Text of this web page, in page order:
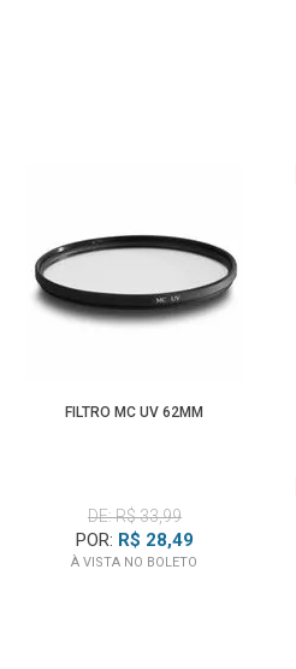
FILTRO MC UV 62MM
DE: R$ 33,99
POR: R$ 28,49
À VISTA NO BOLETO